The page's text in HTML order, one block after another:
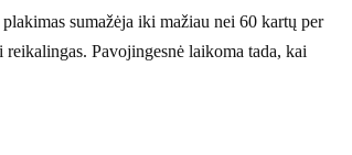
sumažėja iki mažiau nei 60 kartų per
Pavojingesnė laikoma tada, kai